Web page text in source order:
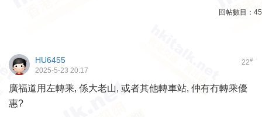
回帖數目： 45
22#
HU6455
2025-5-23 20:17
廣福道用左轉乘, 係大老山, 或者其他轉車站, 仲有冇轉乘優
惠?